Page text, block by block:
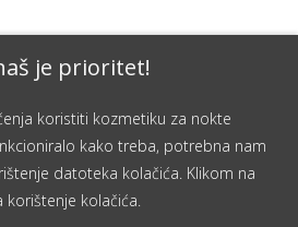
je prioritet!
koristiti kozmetiku za nokte
kako treba, potrebna nam
datoteka kolačića. Klikom na
korištenje kolačića.